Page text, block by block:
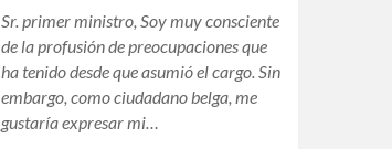
Sr. primer ministro, Soy muy consciente
de la profusión de preocupaciones que
ha tenido desde que asumió el cargo. Sin
embargo, como ciudadano belga, me
gustaría expresar mi…